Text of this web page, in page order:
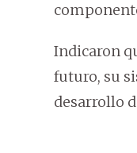
Indicaron
futuro, su
desarrollo